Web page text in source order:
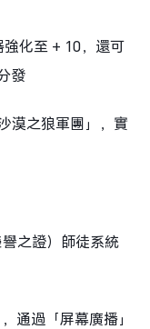
化至 + 10，還可
發
漠之狼軍團」，實
之證）師徒系統
通過「屏幕廣播」